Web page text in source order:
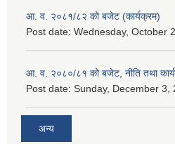
आ. व. २०८१/८२ को बजेट (कार्यक्रम)
Post date: Wednesday, October
आ. व. २०८०/८१ को बजेट, नीति तथा
Post date: Sunday, December 3,
अन्य